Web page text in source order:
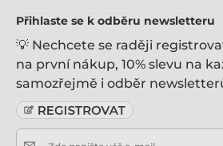
Přihlaste se k odběru newsletteru
💡 Nechcete se raději
na první nákup, 10% slevu na
samozřejmě i odběr